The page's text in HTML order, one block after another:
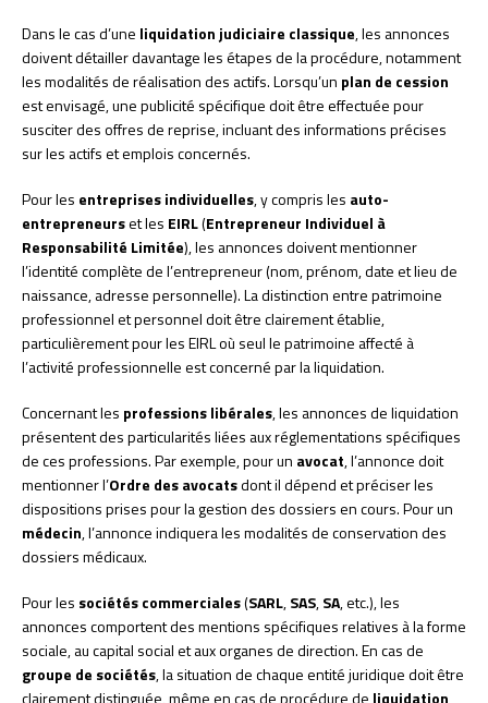
Dans le cas d’une liquidation judiciaire classique, les annonces
doivent détailler davantage les étapes de la procédure, notamment
les modalités de réalisation des actifs. Lorsqu’un plan de cession
est envisagé, une publicité spécifique doit être effectuée pour
susciter des offres de reprise, incluant des informations précises
sur les actifs et emplois concernés.
Pour les entreprises individuelles, y compris les auto-
entrepreneurset les EIRL(Entrepreneur Individuel à
Responsabilité Limitée), les annonces doivent mentionner
l’identité complète de l’entrepreneur (nom, prénom, date et lieu de
naissance, adresse personnelle). La distinction entre patrimoine
professionnel et personnel doit être clairement établie,
particulièrement pour les EIRL où seul le patrimoine affecté à
l’activité professionnelle est concerné par la liquidation.
Concernant les professions libérales, les annonces de liquidation
présentent des particularités liées aux réglementations spécifiques
de ces professions. Par exemple, pour un avocat, l’annonce doit
mentionner l’Ordre des avocatsdont il dépend et préciser les
dispositions prises pour la gestion des dossiers en cours. Pour un
médecin, l’annonce indiquera les modalités de conservation des
dossiers médicaux.
Pour les sociétés commerciales(SARL,SAS,SA, etc.), les
annonces comportent des mentions spécifiques relatives à la forme
sociale, au capital social et aux organes de direction. En cas de
groupe de sociétés, la situation de chaque entité juridique doit être
clairement distinguée, même en cas de procédure de liquidation